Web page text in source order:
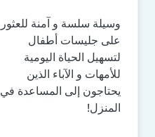
وسيلة سلسة و آمنة للعثور
على جليسات أطفال
لتسهيل الحياة اليومية
للأمهات و الآباء الذين
يحتاجون إلى المساعدة في
المنزل!